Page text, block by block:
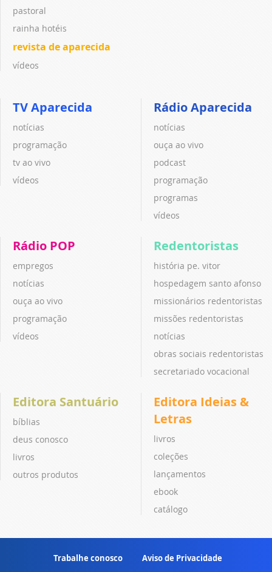
pastoral
rainha hotéis
revista de aparecida
vídeos
TV Aparecida
notícias
programação
tv ao vivo
vídeos
Rádio Aparecida
notícias
ouça ao vivo
podcast
programação
programas
vídeos
Rádio POP
empregos
notícias
ouça ao vivo
programação
vídeos
Redentoristas
história pe. vitor
hospedagem santo afonso
missionários redentoristas
missões redentoristas
notícias
obras sociais redentoristas
secretariado vocacional
Editora Santuário
bíblias
deus conosco
livros
outros produtos
Editora Ideias &
Letras
livros
coleções
lançamentos
ebook
catálogo
Trabalhe conosco Aviso de Privacidade